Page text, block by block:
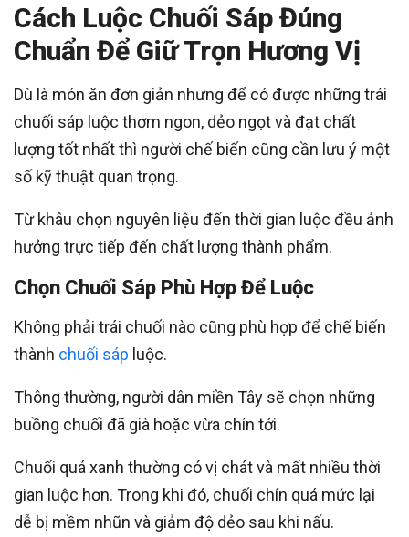
Cách Luộc Chuối Sáp Đúng
Chuẩn Để Giữ Trọn Hương Vị
Dù là món ăn đơn giản nhưng để có được những trái
chuối sáp luộc thơm ngon, dẻo ngọt và đạt chất
lượng tốt nhất thì người chế biến cũng cần lưu ý một
số kỹ thuật quan trọng.
Từ khâu chọn nguyên liệu đến thời gian luộc đều ảnh
hưởng trực tiếp đến chất lượng thành phẩm.
Chọn Chuối Sáp Phù Hợp Để Luộc
Không phải trái chuối nào cũng phù hợp để chế biến
thành chuối sáp luộc.
Thông thường, người dân miền Tây sẽ chọn những
buồng chuối đã già hoặc vừa chín tới.
Chuối quá xanh thường có vị chát và mất nhiều thời
gian luộc hơn. Trong khi đó, chuối chín quá mức lại
dễ bị mềm nhũn và giảm độ dẻo sau khi nấu.